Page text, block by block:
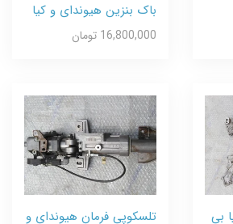
باک بنزین هیوندای و کیا
16,800,000 تومان
بی
تلسکوپی فرمان هیوندای و